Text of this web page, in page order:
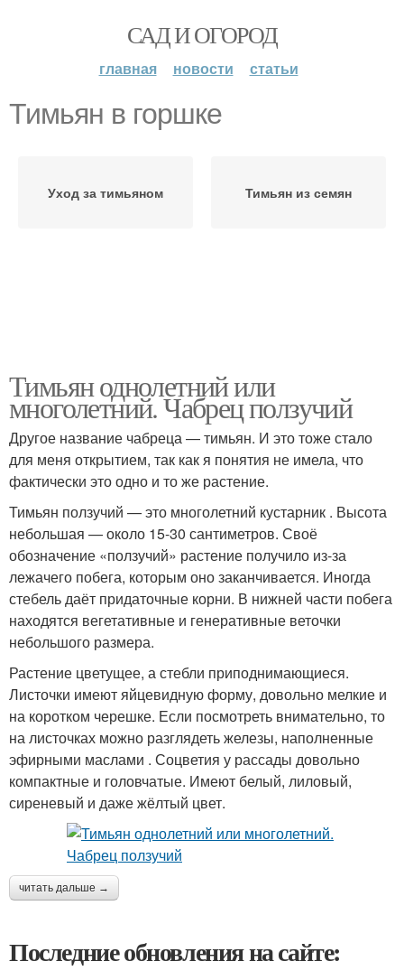
САД И ОГОРОД
главная новости статьи
Тимьян в горшке
Уход за тимьяном Тимьян из семян
Тимьян однолетний или
многолетний. Чабрец ползучий
Другое название чабреца — тимьян. И это тоже стало
для меня открытием, так как я понятия не имела, что
фактически это одно и то же растение.
Тимьян ползучий — это многолетний кустарник . Высота
небольшая — около 15-30 сантиметров. Своё
обозначение «ползучий» растение получило из-за
лежачего побега, которым оно заканчивается. Иногда
стебель даёт придаточные корни. В нижней части побега
находятся вегетативные и генеративные веточки
небольшого размера.
Растение цветущее, а стебли приподнимающиеся.
Листочки имеют яйцевидную форму, довольно мелкие и
на коротком черешке. Если посмотреть внимательно, то
на листочках можно разглядеть железы, наполненные
эфирными маслами . Соцветия у рассады довольно
компактные и головчатые. Имеют белый, лиловый,
сиреневый и даже жёлтый цвет.
читать дальше →
Последние обновления на сайте: